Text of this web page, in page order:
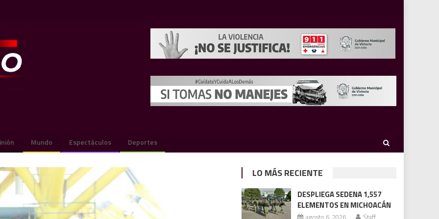
Mundo Espectáculos Deportes
LO MÁS RECIENTE
DESPLIEGA SEDENA 1,557
ELEMENTOS EN MICHOACÁN
agosto 6, 2026 Staff